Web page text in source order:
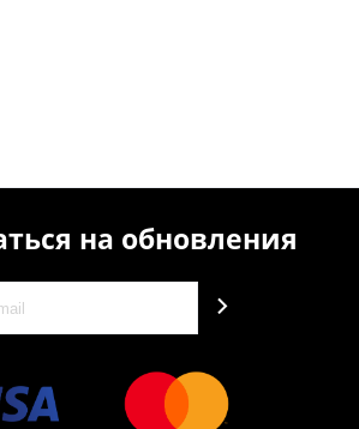
на обновления